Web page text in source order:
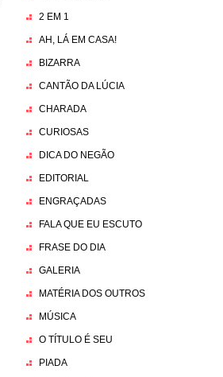
2 EM 1
AH, LÁ EM CASA!
BIZARRA
CANTÃO DA LÚCIA
CHARADA
CURIOSAS
DICA DO NEGÃO
EDITORIAL
ENGRAÇADAS
FALA QUE EU ESCUTO
FRASE DO DIA
GALERIA
MATÉRIA DOS OUTROS
MÚSICA
O TÍTULO É SEU
PIADA